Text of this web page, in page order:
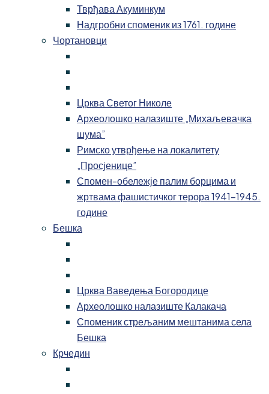
Тврђава Акуминкум
Надгробни споменик из 1761. године
Чортановци
Црква Светог Николе
Археолошко налазиште „Михаљевачка
шума”
Римско утврђење на локалитету
„Просјенице”
Спомен-обележје палим борцима и
жртвама фашистичког терора 1941-1945.
године
Бешка
Црква Ваведења Богородице
Археолошко налазиште Калакача
Споменик стрељаним мештанима села
Бешка
Крчедин